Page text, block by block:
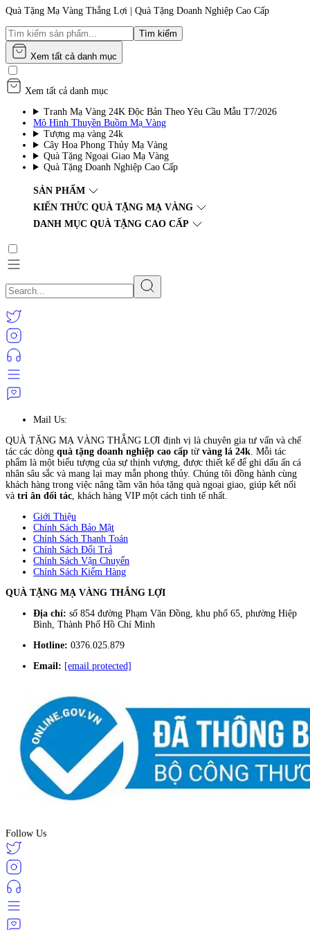
Quà Tặng Mạ Vàng Thắng Lợi | Quà Tặng Doanh Nghiệp Cao Cấp
Tìm kiếm
Xem tất cả danh mục
Xem tất cả danh mục
Tranh Mạ Vàng 24K Độc Bản Theo Yêu Cầu Mẫu T7/2026
Mô Hình Thuyền Buồm Mạ Vàng
Tượng mạ vàng 24k
Cây Hoa Phong Thủy Mạ Vàng
Quà Tặng Ngoại Giao Mạ Vàng
Quà Tặng Doanh Nghiệp Cao Cấp
SẢN PHẨM
KIẾN THỨC QUÀ TẶNG MẠ VÀNG
DANH MỤC QUÀ TẶNG CAO CẤP
Mail Us:
QUÀ TẶNG MẠ VÀNG THẮNG LỢI định vị là chuyên gia tư vấn và chế
tác các dòng quà tặng doanh nghiệp cao cấp từ vàng lá 24k. Mỗi tác
phẩm là một biểu tượng của sự thịnh vượng, được thiết kế để ghi dấu ấn cá
nhân sâu sắc và mang lại may mắn phong thủy. Chúng tôi đồng hành cùng
khách hàng trong việc nâng tầm văn hóa tặng quà ngoại giao, giúp kết nối
và tri ân đối tác, khách hàng VIP một cách tinh tế nhất.
Giới Thiệu
Chính Sách Bảo Mật
Chính Sách Thanh Toán
Chính Sách Đổi Trả
Chính Sách Vận Chuyển
Chính Sách Kiểm Hàng
QUÀ TẶNG MẠ VÀNG THẮNG LỢI
Địa chỉ: số 854 đường Phạm Văn Đồng, khu phố 65, phường Hiệp
Bình, Thành Phố Hồ Chí Minh
Hotline: 0376.025.879
Email: [email protected]
Follow Us